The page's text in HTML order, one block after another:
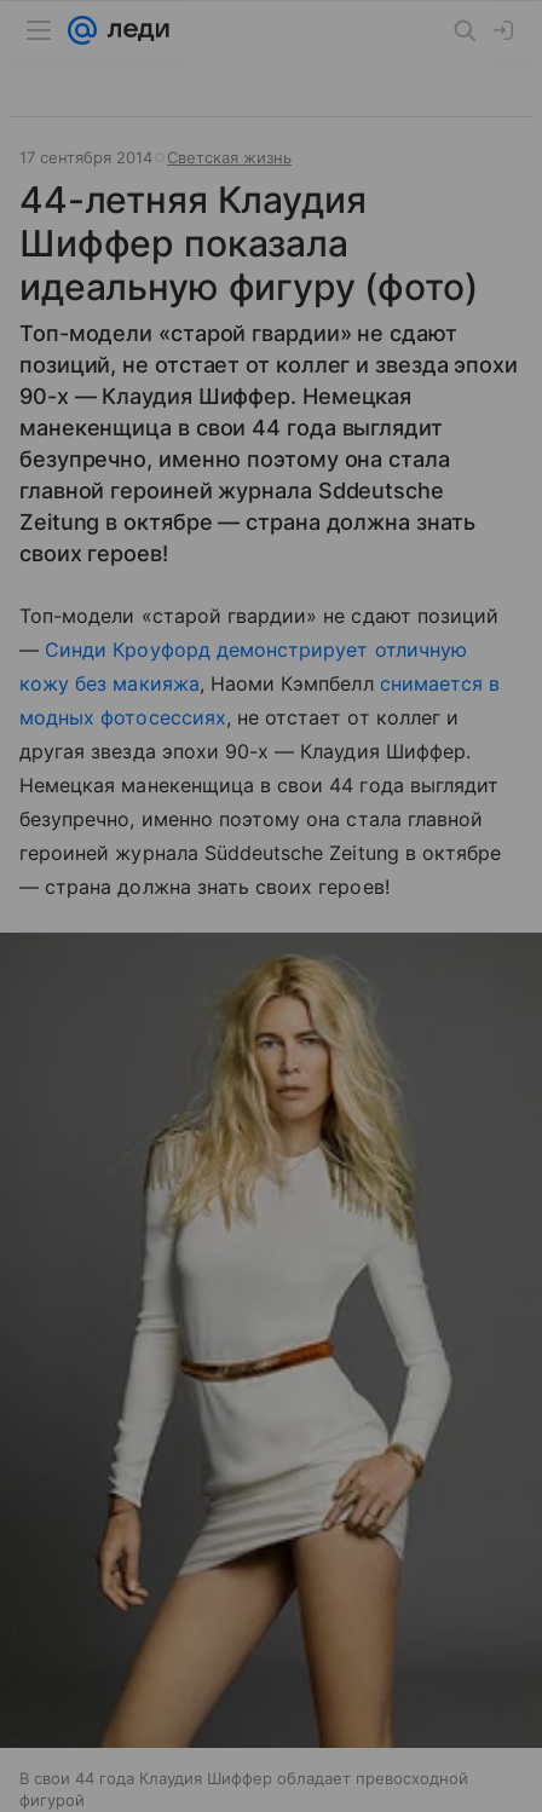
17 сентября 2014 Светская жизнь
44-летняя Клаудия
Шиффер показала
идеальную фигуру (фото)
Топ-модели «старой гвардии» не сдают
позиций, не отстает от коллег и звезда эпохи
90-х — Клаудия Шиффер. Немецкая
манекенщица в свои 44 года выглядит
безупречно, именно поэтому она стала
главной героиней журнала Sddeutsche
Zeitung в октябре — страна должна знать
своих героев!
Топ-модели «старой гвардии» не сдают позиций
— Синди Кроуфорд демонстрирует отличную
кожу без макияжа, Наоми Кэмпбелл снимается в
модных фотосессиях, не отстает от коллег и
другая звезда эпохи 90-х — Клаудия Шиффер.
Немецкая манекенщица в свои 44 года выглядит
безупречно, именно поэтому она стала главной
героиней журнала Süddeutsche Zeitung в октябре
— страна должна знать своих героев!
В свои 44 года Клаудия Шиффер обладает превосходной
фигурой